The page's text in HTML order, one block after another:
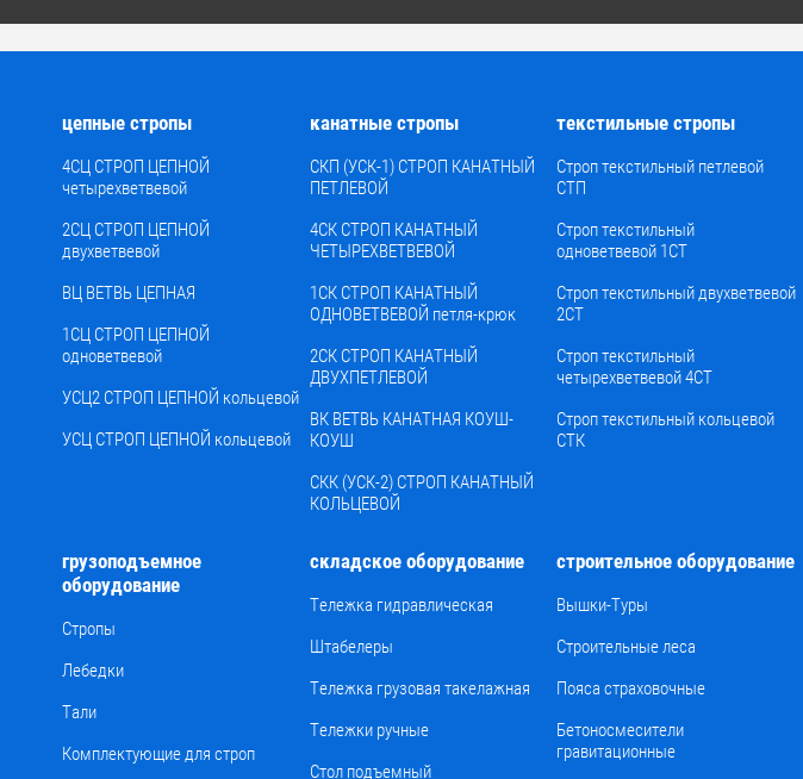
цепные стропы
4СЦ СТРОП ЦЕПНОЙ
четырехветвевой
2СЦ СТРОП ЦЕПНОЙ
двухветвевой
ВЦ ВЕТВЬ ЦЕПНАЯ
1СЦ СТРОП ЦЕПНОЙ
одноветвевой
УСЦ2 СТРОП ЦЕПНОЙ кольцевой
УСЦ СТРОП ЦЕПНОЙ кольцевой
канатные стропы
СКП (УСК-1) СТРОП КАНАТНЫЙ
ПЕТЛЕВОЙ
4СК СТРОП КАНАТНЫЙ
ЧЕТЫРЕХВЕТВЕВОЙ
1СК СТРОП КАНАТНЫЙ
ОДНОВЕТВЕВОЙ петля-крюк
2СК СТРОП КАНАТНЫЙ
ДВУХПЕТЛЕВОЙ
ВК ВЕТВЬ КАНАТНАЯ КОУШ-
КОУШ
СКК (УСК-2) СТРОП КАНАТНЫЙ
КОЛЬЦЕВОЙ
текстильные стропы
Строп текстильный петлевой
СТП
Строп текстильный
одноветвевой 1СТ
Строп текстильный двухветвевой
2СТ
Строп текстильный
четырехветвевой 4СТ
Строп текстильный кольцевой
СТК
грузоподъемное
оборудование
Стропы
Лебедки
Тали
Комплектующие для строп
складское оборудование
Тележка гидравлическая
Штабелеры
Тележка грузовая такелажная
Тележки ручные
Стол подъемный
строительное оборудование
Вышки-Туры
Строительные леса
Пояса страховочные
Бетоносмесители
гравитационные